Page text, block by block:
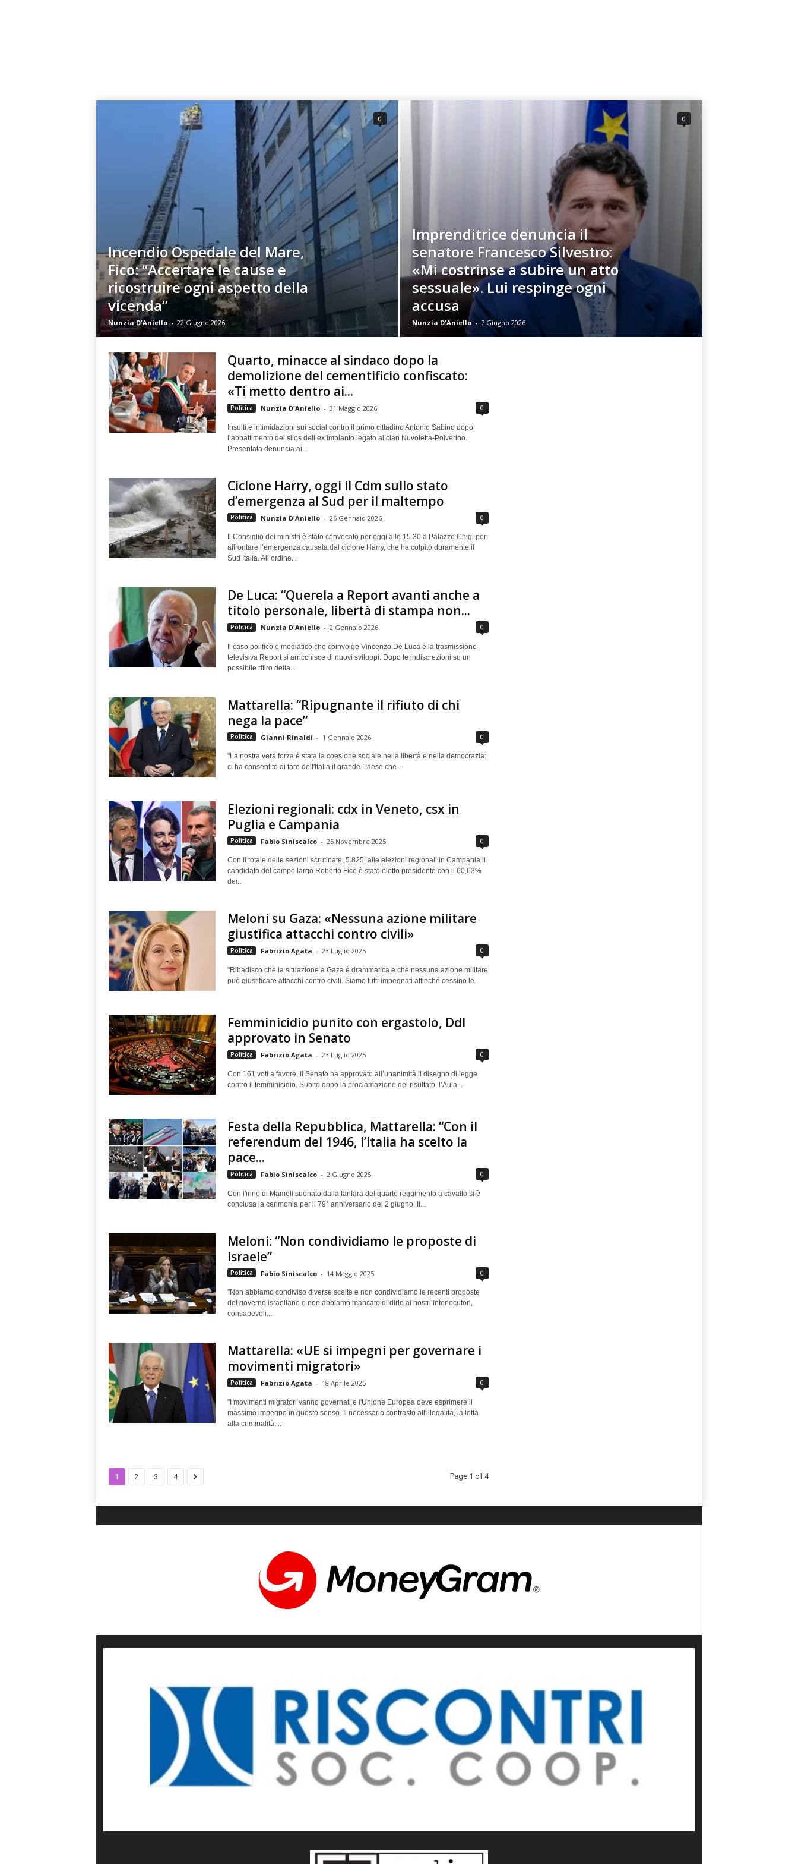
Incendio Ospedale del Mare,
Fico: “Accertare le cause e
ricostruire ogni aspetto della
vicenda”
Nunzia D'Aniello - 22 Giugno 2026
0
Imprenditrice denuncia il
senatore Francesco Silvestro:
«Mi costrinse a subire un atto
sessuale». Lui respinge ogni
accusa
Nunzia D'Aniello - 7 Giugno 2026
0
Quarto, minacce al sindaco dopo la
demolizione del cementificio confiscato:
«Ti metto dentro ai...
Politica Nunzia D'Aniello - 31 Maggio 2026 0
Insulti e intimidazioni sui social contro il primo cittadino Antonio Sabino dopo
l’abbattimento dei silos dell’ex impianto legato al clan Nuvoletta-Polverino.
Presentata denuncia ai...
Ciclone Harry, oggi il Cdm sullo stato
d’emergenza al Sud per il maltempo
Politica Nunzia D'Aniello - 26 Gennaio 2026 0
Il Consiglio dei ministri è stato convocato per oggi alle 15.30 a Palazzo Chigi per
affrontare l’emergenza causata dal ciclone Harry, che ha colpito duramente il
Sud Italia. All’ordine...
De Luca: “Querela a Report avanti anche a
titolo personale, libertà di stampa non...
Politica Nunzia D'Aniello - 2 Gennaio 2026 0
Il caso politico e mediatico che coinvolge Vincenzo De Luca e la trasmissione
televisiva Report si arricchisce di nuovi sviluppi. Dopo le indiscrezioni su un
possibile ritiro della...
Mattarella: “Ripugnante il rifiuto di chi
nega la pace”
Politica Gianni Rinaldi - 1 Gennaio 2026 0
"La nostra vera forza è stata la coesione sociale nella libertà e nella democrazia:
ci ha consentito di fare dell'Italia il grande Paese che...
Elezioni regionali: cdx in Veneto, csx in
Puglia e Campania
Politica Fabio Siniscalco - 25 Novembre 2025 0
Con il totale delle sezioni scrutinate, 5.825, alle elezioni regionali in Campania il
candidato del campo largo Roberto Fico è stato eletto presidente con il 60,63%
dei...
Meloni su Gaza: «Nessuna azione militare
giustifica attacchi contro civili»
Politica Fabrizio Agata - 23 Luglio 2025 0
"Ribadisco che la situazione a Gaza è drammatica e che nessuna azione militare
può giustificare attacchi contro civili. Siamo tutti impegnati affinché cessino le...
Femminicidio punito con ergastolo, Ddl
approvato in Senato
Politica Fabrizio Agata - 23 Luglio 2025 0
Con 161 voti a favore, il Senato ha approvato all’unanimità il disegno di legge
contro il femminicidio. Subito dopo la proclamazione del risultato, l’Aula...
Festa della Repubblica, Mattarella: “Con il
referendum del 1946, l’Italia ha scelto la
pace...
Politica Fabio Siniscalco - 2 Giugno 2025 0
Con l'inno di Mameli suonato dalla fanfara del quarto reggimento a cavallo si è
conclusa la cerimonia per il 79° anniversario del 2 giugno. Il...
Meloni: “Non condividiamo le proposte di
Israele”
Politica Fabio Siniscalco - 14 Maggio 2025 0
"Non abbiamo condiviso diverse scelte e non condividiamo le recenti proposte
del governo israeliano e non abbiamo mancato di dirlo ai nostri interlocutori,
consapevoli...
Mattarella: «UE si impegni per governare i
movimenti migratori»
Politica Fabrizio Agata - 18 Aprile 2025 0
"I movimenti migratori vanno governati e l'Unione Europea deve esprimere il
massimo impegno in questo senso. Il necessario contrasto all'illegalità, la lotta
alla criminalità,...
1 2 3 4 Page 1 of 4